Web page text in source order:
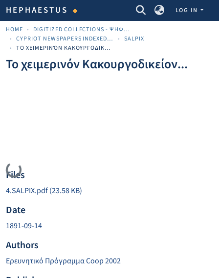
HEPHAESTUS COMMUNITIES & COLLECTIONS
LOG IN
HOME
DIGITIZED COLLECTIONS - ΨΗΦΙΟΠΟΙΗΜΈΝΕΣ ΣΥΛΛΟΓΈΣ
CYPRIOT NEWSPAPERS INDEXED MATERIAL
SALPIX
ΤΟ ΧΕΙΜΕΡΙΝΌΝ ΚΑΚΟΥΡΓΟΔΙΚΕΊΟΝ...
Το χειμερινόν Κακουργοδικείον...
Loading...
Files
4.SALPIX.pdf(23.58 KB)
Date
1891-09-14
Authors
Ερευνητικό Πρόγραμμα Coop 2002